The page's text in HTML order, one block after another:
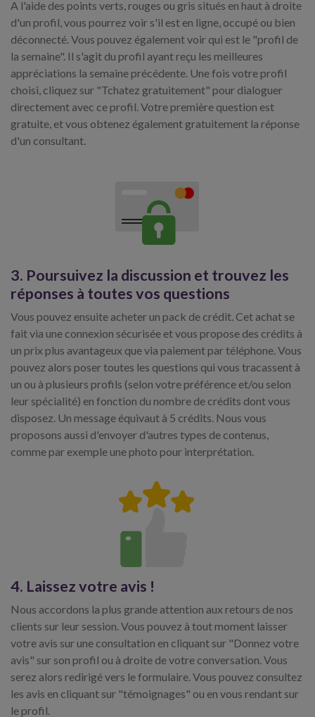
A l'aide des points verts, rouges ou gris situés en haut à droite
d'un profil, vous pourrez voir s'il est en ligne, occupé ou bien
déconnecté. Vous pouvez également voir qui est le "profil de
la semaine". Il s'agit du profil ayant reçu les meilleures
appréciations la semaine précédente. Une fois votre profil
choisi, cliquez sur "Tchatez gratuitement" pour dialoguer
directement avec ce profil. Votre première question est
gratuite, et vous obtenez également gratuitement la réponse
d'un consultant.
3. Poursuivez la discussion et trouvez les
réponses à toutes vos questions
Vous pouvez ensuite acheter un pack de crédit. Cet achat se
fait via une connexion sécurisée et vous propose des crédits à
un prix plus avantageux que via paiement par téléphone. Vous
pouvez alors poser toutes les questions qui vous tracassent à
un ou à plusieurs profils (selon votre préférence et/ou selon
leur spécialité) en fonction du nombre de crédits dont vous
disposez. Un message équivaut à 5 crédits. Nous vous
proposons aussi d'envoyer d'autres types de contenus,
comme par exemple une photo pour interprétation.
4. Laissez votre avis !
Nous accordons la plus grande attention aux retours de nos
clients sur leur session. Vous pouvez à tout moment laisser
votre avis sur une consultation en cliquant sur "Donnez votre
avis" sur son profil ou à droite de votre conversation. Vous
serez alors redirigé vers le formulaire. Vous pouvez consultez
les avis en cliquant sur "témoignages" ou en vous rendant sur
le profil.